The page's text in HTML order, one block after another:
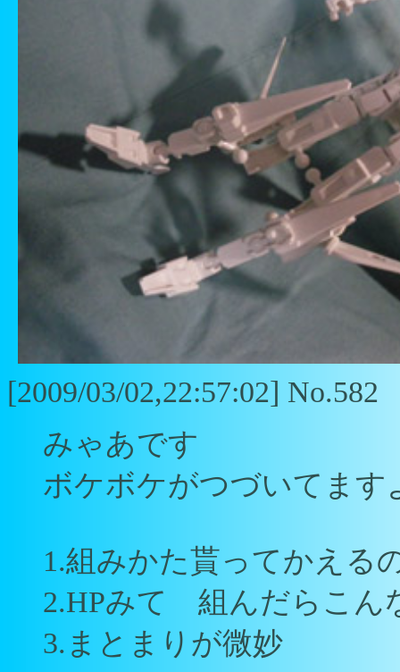
[2009/03/02,22:57:02] No.582
みゃあです
ボケボケがつづいてます
1.組みかた貰ってかえる
2.HPみて 組んだらこん
3.まとまりが微妙